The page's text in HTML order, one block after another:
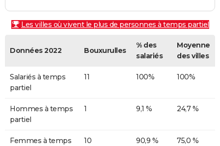
Les villes où vivent le plus de personnes à temps partiel
Données 2022 Bouxurulles
% des
salariés
Moyenne
des villes
Salariés à temps
partiel
11 100% 100%
Hommes à temps
partiel
1 9,1 % 24,7 %
Femmes à temps
10 90,9 % 75,0 %